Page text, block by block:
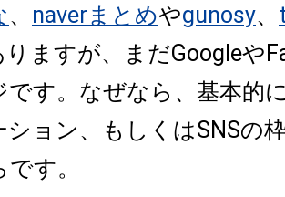
、 naverまとめやgunosy、
ますが、まだGoogleや
です。なぜなら、基本的
ション、もしくはSNSの
す。